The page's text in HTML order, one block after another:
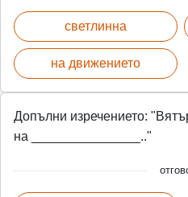
светлинна
на движението
Допълни изречението:
на _______________.."